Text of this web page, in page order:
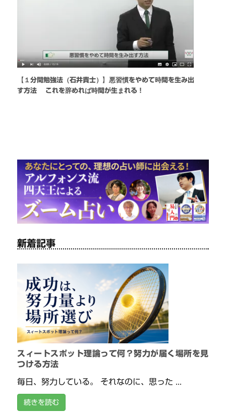
【１分間勉強法（石井貴士）】悪習慣をやめて時間を生み出
す方法 これを辞めれば時間が生まれる！
新着記事
スィートスポット理論って何？努力が届く場所を見
つける方法
毎日、努力している。 それなのに、思った ...
続きを読む